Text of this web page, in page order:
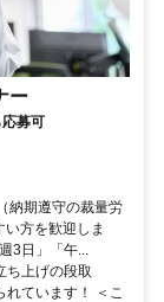
ー
募可
納期遵守の裁量労
方を歓迎しま
3日」「午...
ち上げの段取
れています！ ＜こ